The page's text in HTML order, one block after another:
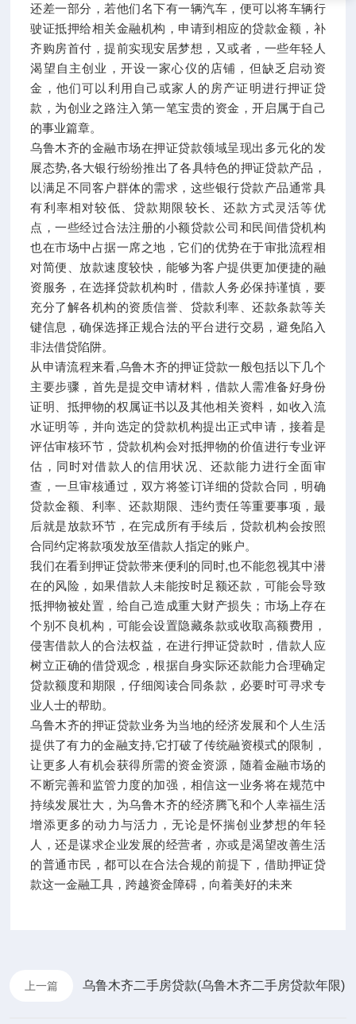
还差一部分，若他们名下有一辆汽车，便可以将车辆行
驶证抵押给相关金融机构，申请到相应的贷款金额，补
齐购房首付，提前实现安居梦想，又或者，一些年轻人
渴望自主创业，开设一家心仪的店铺，但缺乏启动资
金，他们可以利用自己或家人的房产证明进行押证贷
款，为创业之路注入第一笔宝贵的资金，开启属于自己
的事业篇章。
乌鲁木齐的金融市场在押证贷款领域呈现出多元化的发
展态势,各大银行纷纷推出了各具特色的押证贷款产品，
以满足不同客户群体的需求，这些银行贷款产品通常具
有利率相对较低、贷款期限较长、还款方式灵活等优
点，一些经过合法注册的小额贷款公司和民间借贷机构
也在市场中占据一席之地，它们的优势在于审批流程相
对简便、放款速度较快，能够为客户提供更加便捷的融
资服务，在选择贷款机构时，借款人务必保持谨慎，要
充分了解各机构的资质信誉、贷款利率、还款条款等关
键信息，确保选择正规合法的平台进行交易，避免陷入
非法借贷陷阱。
从申请流程来看,乌鲁木齐的押证贷款一般包括以下几个
主要步骤，首先是提交申请材料，借款人需准备好身份
证明、抵押物的权属证书以及其他相关资料，如收入流
水证明等，并向选定的贷款机构提出正式申请，接着是
评估审核环节，贷款机构会对抵押物的价值进行专业评
估，同时对借款人的信用状况、还款能力进行全面审
查，一旦审核通过，双方将签订详细的贷款合同，明确
贷款金额、利率、还款期限、违约责任等重要事项，最
后就是放款环节，在完成所有手续后，贷款机构会按照
合同约定将款项发放至借款人指定的账户。
我们在看到押证贷款带来便利的同时,也不能忽视其中潜
在的风险，如果借款人未能按时足额还款，可能会导致
抵押物被处置，给自己造成重大财产损失；市场上存在
个别不良机构，可能会设置隐藏条款或收取高额费用，
侵害借款人的合法权益，在进行押证贷款时，借款人应
树立正确的借贷观念，根据自身实际还款能力合理确定
贷款额度和期限，仔细阅读合同条款，必要时可寻求专
业人士的帮助。
乌鲁木齐的押证贷款业务为当地的经济发展和个人生活
提供了有力的金融支持,它打破了传统融资模式的限制，
让更多人有机会获得所需的资金资源，随着金融市场的
不断完善和监管力度的加强，相信这一业务将在规范中
持续发展壮大，为乌鲁木齐的经济腾飞和个人幸福生活
增添更多的动力与活力，无论是怀揣创业梦想的年轻
人，还是谋求企业发展的经营者，亦或是渴望改善生活
的普通市民，都可以在合法合规的前提下，借助押证贷
款这一金融工具，跨越资金障碍，向着美好的未来
上一篇 乌鲁木齐二手房贷款(乌鲁木齐二手房贷款年限)